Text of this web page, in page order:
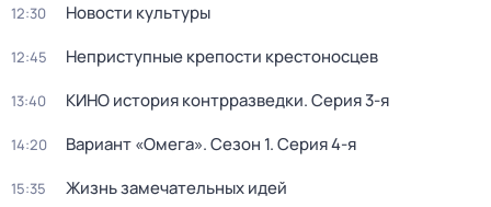
12:30 Новости культуры
12:45 Неприступные крепости крестоносцев
13:40 КИНО история контрразведки. Серия 3-я
14:20 Вариант «Омега». Сезон 1. Серия 4-я
15:35 Жизнь замечательных идей